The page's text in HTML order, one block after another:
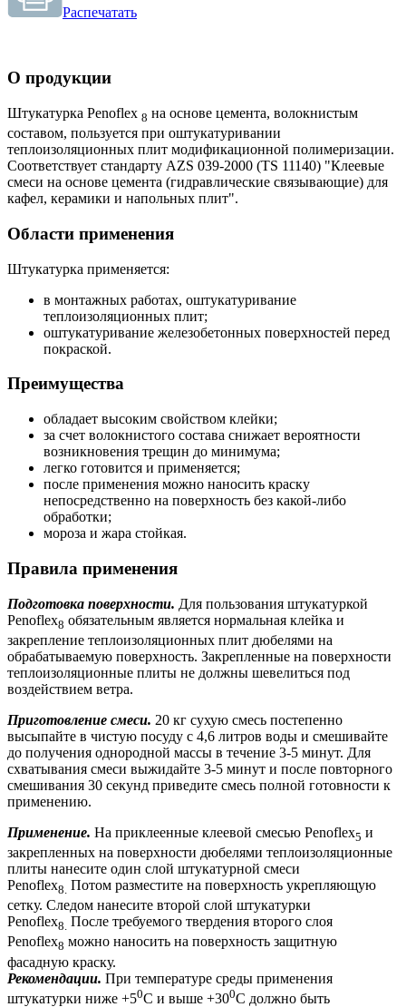
Распечатать
О продукции
Штукатурка Penoflex 8 на основе цемента, волокнистым
составом, пользуется при оштукатуривании
теплоизоляционных плит модификационной полимеризации.
Соответствует стандарту AZS 039-2000 (TS 11140) "Клеевые
смеси на основе цемента (гидравлические связывающие) для
кафел, керамики и напольных плит".
Области применения
Штукатурка применяется:
в монтажных работах, оштукатуривание
теплоизоляционных плит;
оштукатуривание железобетонных поверхностей перед
покраской.
Преимущества
обладает высоким свойством клейки;
за счет волокнистого состава снижает вероятности
возникновения трещин до минимума;
легко готовится и применяется;
после применения можно наносить краску
непосредственно на поверхность без какой-либо
обработки;
мороза и жара стойкая.
Правила применения
Подготовка поверхности. Для пользования штукатуркой
Penoflex8 обязательным является нормальная клейка и
закрепление теплоизоляционных плит дюбелями на
обрабатываемую поверхность. Закрепленные на поверхности
теплоизоляционные плиты не должны шевелиться под
воздействием ветра.
Приготовление смеси. 20 кг сухую смесь постепенно
высыпайте в чистую посуду с 4,6 литров воды и смешивайте
до получения однородной массы в течение 3-5 минут. Для
схватывания смеси выжидайте 3-5 минут и после повторного
смешивания 30 секунд приведите смесь полной готовности к
применению.
Применение. На приклеенные клеевой смесью Penoflex5 и
закрепленных на поверхности дюбелями теплоизоляционные
плиты нанесите один слой штукатурной смеси
Penoflex8. Потом разместите на поверхность укрепляющую
сетку. Следом нанесите второй слой штукатурки
Penoflex8. После требуемого твердения второго слоя
Penoflex8 можно наносить на поверхность защитную
фасадную краску.
Рекомендации. При температуре среды применения
штукатурки ниже +50С и выше +300С должно быть